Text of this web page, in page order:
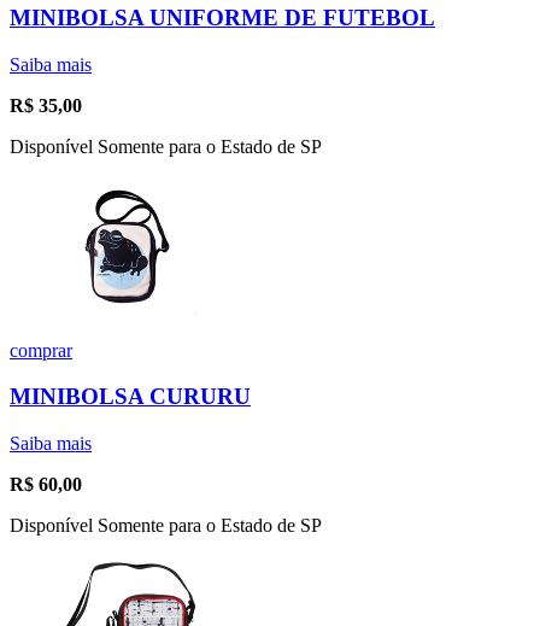
MINIBOLSA UNIFORME DE FUTEBOL
Saiba mais
R$ 35,00
Disponível Somente para o Estado de SP
comprar
MINIBOLSA CURURU
Saiba mais
R$ 60,00
Disponível Somente para o Estado de SP